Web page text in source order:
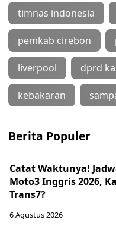
timnas indonesia
pemkab cirebon
liverpool dprd
kebakaran
Berita Populer
Catat Waktunya!
Moto3 Inggris 2026,
Trans7?
6 Agustus 2026